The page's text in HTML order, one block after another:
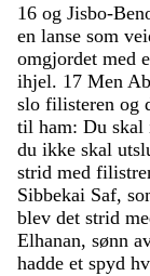
16 og Jisbo-
en lanse som
omgjordet med
ihjel. 17 Men
slo filisteren og
til ham: Du skal
du ikke skal
strid med
Sibbekai Saf,
blev det strid
Elhanan, sønn
hadde et spyd